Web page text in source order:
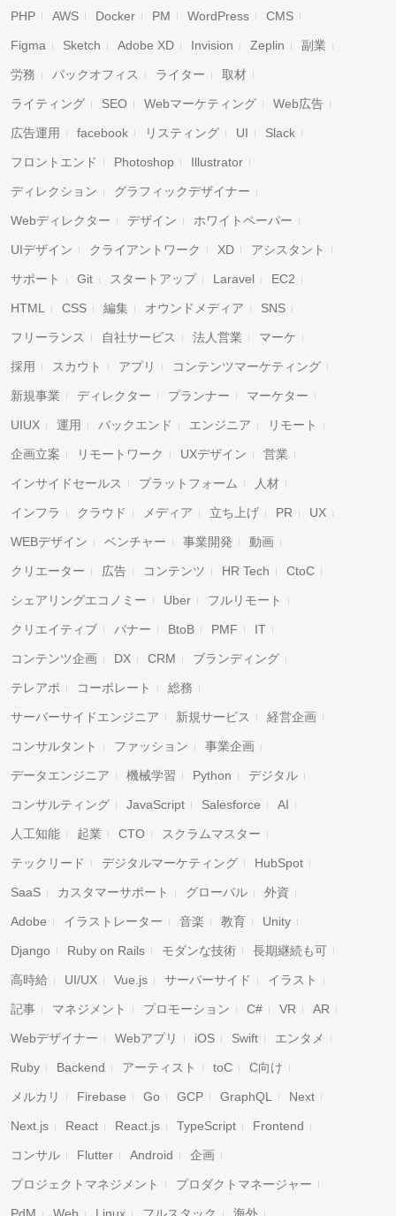
PHP AWS Docker PM WordPress CMS
Figma Sketch Adobe XD Invision Zeplin 副業
労務 バックオフィス ライター 取材
ライティング SEO Webマーケティング Web広告
広告運用 facebook リスティング UI Slack
フロントエンド Photoshop Illustrator
ディレクション グラフィックデザイナー
Webディレクター デザイン ホワイトペーパー
UIデザイン クライアントワーク XD アシスタント
サポート Git スタートアップ Laravel EC2
HTML CSS 編集 オウンドメディア SNS
フリーランス 自社サービス 法人営業 マーケ
採用 スカウト アプリ コンテンツマーケティング
新規事業 ディレクター プランナー マーケター
UIUX 運用 バックエンド エンジニア リモート
企画立案 リモートワーク UXデザイン 営業
インサイドセールス プラットフォーム 人材
インフラ クラウド メディア 立ち上げ PR UX
WEBデザイン ベンチャー 事業開発 動画
クリエーター 広告 コンテンツ HR Tech CtoC
シェアリングエコノミー Uber フルリモート
クリエイティブ バナー BtoB PMF IT
コンテンツ企画 DX CRM ブランディング
テレアポ コーポレート 総務
サーバーサイドエンジニア 新規サービス 経営企画
コンサルタント ファッション 事業企画
データエンジニア 機械学習 Python デジタル
コンサルティング JavaScript Salesforce AI
人工知能 起業 CTO スクラムマスター
テックリード デジタルマーケティング HubSpot
SaaS カスタマーサポート グローバル 外資
Adobe イラストレーター 音楽 教育 Unity
Django Ruby on Rails モダンな技術 長期継続も可
高時給 UI/UX Vue.js サーバーサイド イラスト
記事 マネジメント プロモーション C# VR AR
Webデザイナー Webアプリ iOS Swift エンタメ
Ruby Backend アーティスト toC C向け
メルカリ Firebase Go GCP GraphQL Next
Next.js React React.js TypeScript Frontend
コンサル Flutter Android 企画
プロジェクトマネジメント プロダクトマネージャー